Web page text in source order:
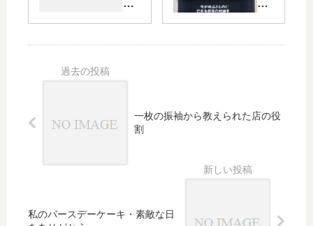
の
着
お
ネ
飛
の
に
刺
一枚の振袖から教えられた店の役
割
私のバースデーケーキ・素敵な日